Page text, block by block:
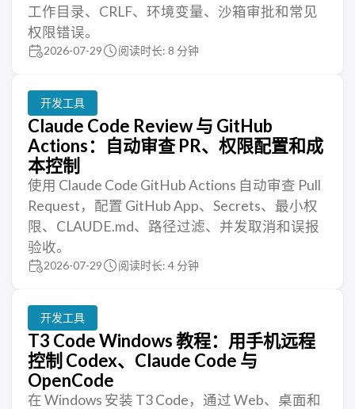
工作目录、CRLF、环境变量、沙箱审批和常见
权限错误。
2026-07-29 阅读时长: 8 分钟
开发工具
Claude Code Review 与 GitHub
Actions：自动审查 PR、权限配置和成
本控制
使用 Claude Code GitHub Actions 自动审查 Pull
Request，配置 GitHub App、Secrets、最小权
限、CLAUDE.md、路径过滤、并发取消和误报
验收。
2026-07-29 阅读时长: 4 分钟
开发工具
T3 Code Windows 教程：用手机远程
控制 Codex、Claude Code 与
OpenCode
在 Windows 安装 T3 Code，通过 Web、桌面和